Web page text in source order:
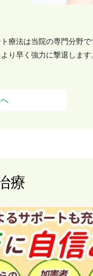
療法は当院の専門分野で
り早く強力に撃退します
療